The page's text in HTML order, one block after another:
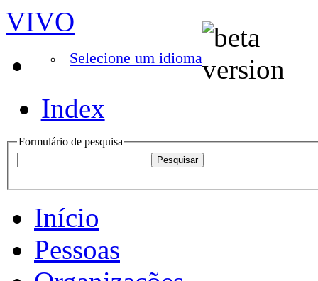
VIVO
Selecione um idioma
Index
Formulário de pesquisa
Início
Pessoas